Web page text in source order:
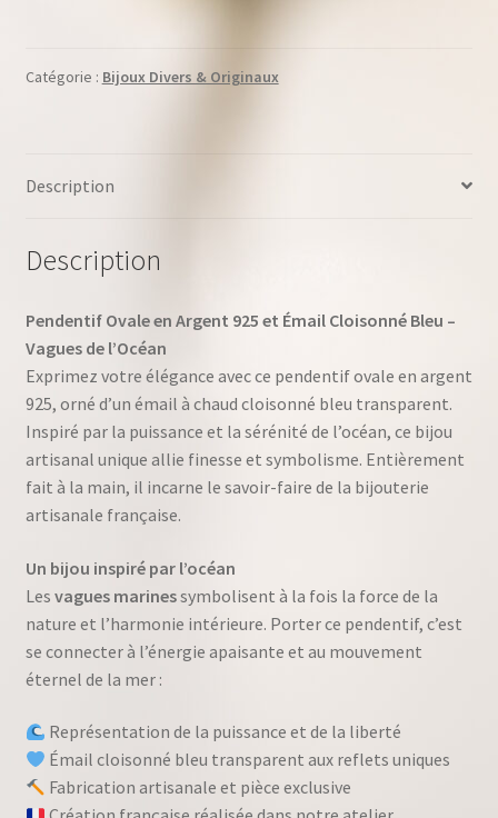
Catégorie : Bijoux Divers & Originaux
Description
Description
Pendentif Ovale en Argent 925 et Émail Cloisonné Bleu –
Vagues de l’Océan
Exprimez votre élégance avec ce pendentif ovale en argent
925, orné d’un émail à chaud cloisonné bleu transparent.
Inspiré par la puissance et la sérénité de l’océan, ce bijou
artisanal unique allie finesse et symbolisme. Entièrement
fait à la main, il incarne le savoir-faire de la bijouterie
artisanale française.
Un bijou inspiré par l’océan
Les vagues marinessymbolisent à la fois la force de la
nature et l’harmonie intérieure. Porter ce pendentif, c’est
se connecter à l’énergie apaisante et au mouvement
éternel de la mer :
Représentation de la puissance et de la liberté
Émail cloisonné bleu transparent aux reflets uniques
Fabrication artisanale et pièce exclusive